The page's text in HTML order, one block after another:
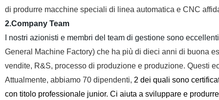
di produrre macchine speciali di linea automatica e CNC
2.Company Team
I nostri azionisti e membri del team di gestione sono
General Machine Factory) che ha più di dieci anni di buona
vendite, R&S, processo di produzione e produzione. Questi
Attualmente, abbiamo 70 dipendenti, 2 dei quali sono
con titolo professionale junior. Ci aiuta a sviluppare e